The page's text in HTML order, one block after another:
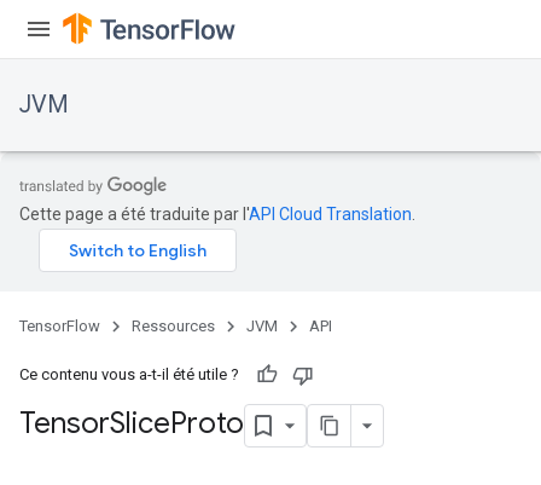
JVM
Cette page a été traduite par l'API Cloud Translation
TensorFlow Ressources JVM API
Ce contenu vous a-t-il été utile ?
TensorSliceProto